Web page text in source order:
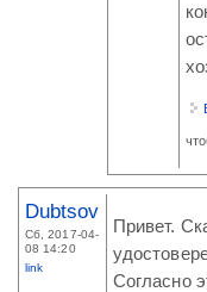
Dubtsov
Сб, 2017-04-
08 14:20
link
Привет.
Согласно